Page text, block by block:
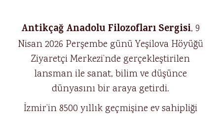
Antikçağ Anadolu Filozofları Sergisi, 9
Nisan 2026 Perşembe günü Yeşilova Höyüğü
Ziyaretçi Merkezi’nde gerçekleştirilen
lansman ile sanat, bilim ve düşünce
dünyasını bir araya getirdi.
İzmir’in 8500 yıllık geçmişine ev sahipliği